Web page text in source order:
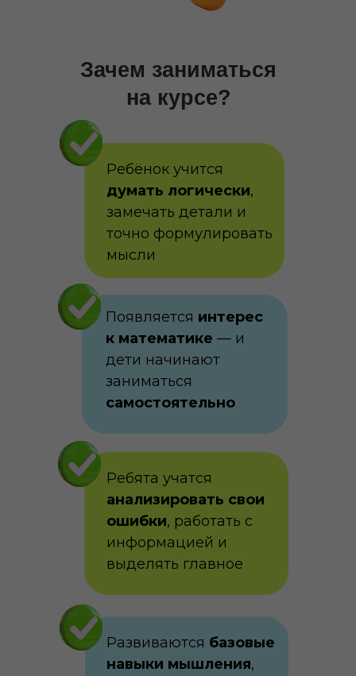
Зачем заниматься
на курсе?
Ребёнок учится
думать логически,
замечать детали и
точно формулировать
мысли
Появляется интерес
к математике — и
дети начинают
заниматься
самостоятельно
Ребята учатся
анализировать свои
ошибки, работать с
информацией и
выделять главное
Развиваются базовые
навыки мышления,